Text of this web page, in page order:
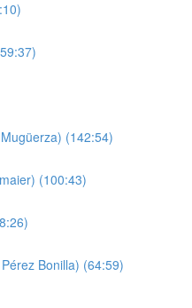
(142:54)
(100:43)
Bonilla) (64:59)